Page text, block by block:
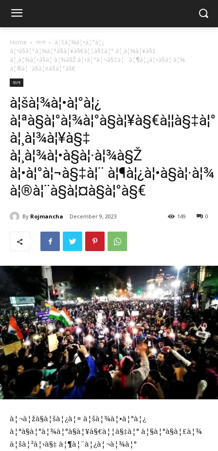
Home বাংলা
à¦šà¦¾à¦•à¦°à¦¿
à¦ªà§à¦°à¦¾à¦°à§à¦¥à§€à¦¦à§‡à¦° à¦¸à¦¾à¦¥à§‡
à¦¸à¦¾à¦•à§à¦·à¦¾à§Ž à¦•à¦°à¦¬à§‡à¦¨ à¦¶à¦¿à¦•à§à¦·à¦¾
à¦®à¦¨à§à¦¤à§à¦°à§€
বাংলা
à¦šà¦¾à¦•à¦°à¦¿
à¦ªà§à¦°à¦¾à¦°à§à¦¥à§€à¦¦à§‡à¦°
à¦¸à¦¾à¦¥à§‡
à¦¸à¦¾à¦•à§à¦·à¦¾à§Ž
à¦•à¦°à¦¬à§‡à¦¨ à¦¶à¦¿à¦•à§à¦·à¦¾
à¦®à¦¨à§à¦¤à§à¦°à§€
By Rojmancha December 9, 2023 0
149
à¦¬à¦žà§à¦šà¦¿à¦¤ à¦šà¦¾à¦•à¦°à¦¿
à¦ªà§à¦°à¦¾à¦°à§à¦¥à§€à¦¦à§‡à¦° à¦§à¦°à§à¦£à¦¾
à¦šà¦²à¦›à§‡ à¦¶à¦¨à¦¿à¦¬à¦¾à¦°